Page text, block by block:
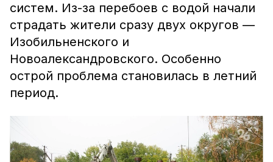
систем. Из-за перебоев с водой начали
страдать жители сразу двух округов —
Изобильненского и
Новоалександровского. Особенно
острой проблема становилась в летний
период.